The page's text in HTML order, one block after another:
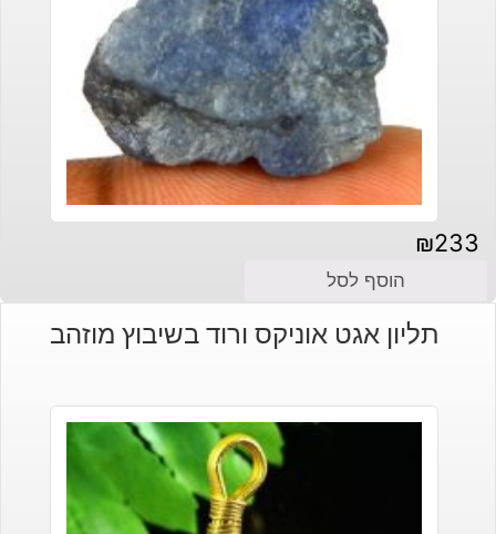
₪233
הוסף לסל
תליון אגט אוניקס ורוד בשיבוץ מוזהב